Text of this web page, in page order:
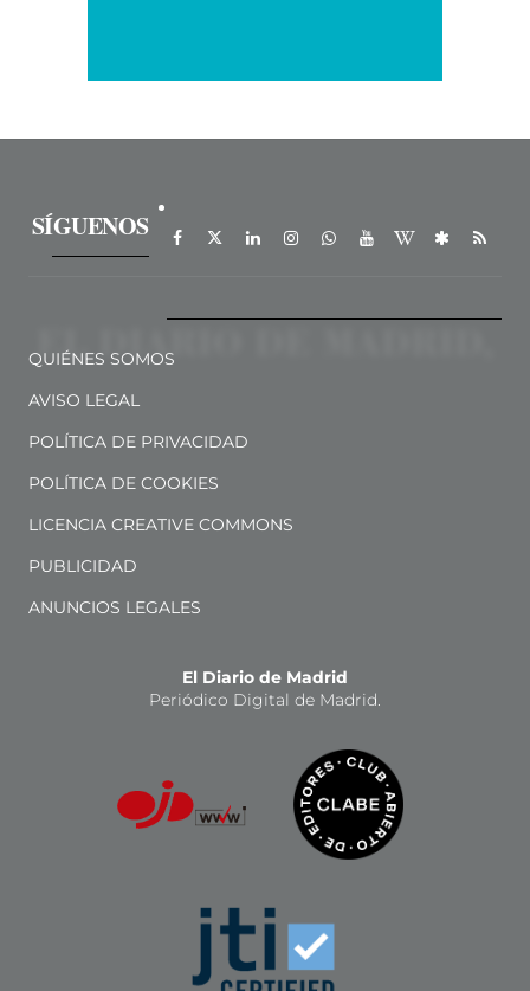
SÍGUENOS
QUIÉNES SOMOS
AVISO LEGAL
POLÍTICA DE PRIVACIDAD
POLÍTICA DE COOKIES
LICENCIA CREATIVE COMMONS
PUBLICIDAD
ANUNCIOS LEGALES
El Diario de Madrid
Periódico Digital de Madrid.